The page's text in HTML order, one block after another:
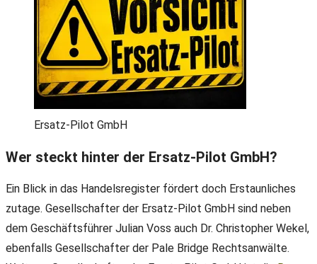
Ersatz-Pilot GmbH
Wer steckt hinter der Ersatz-Pilot GmbH?
Ein Blick in das Handelsregister fördert doch Erstaunliches
zutage. Gesellschafter der Ersatz-Pilot GmbH sind neben
dem Geschäftsführer Julian Voss auch Dr. Christopher Wekel,
ebenfalls Gesellschafter der Pale Bridge Rechtsanwälte.